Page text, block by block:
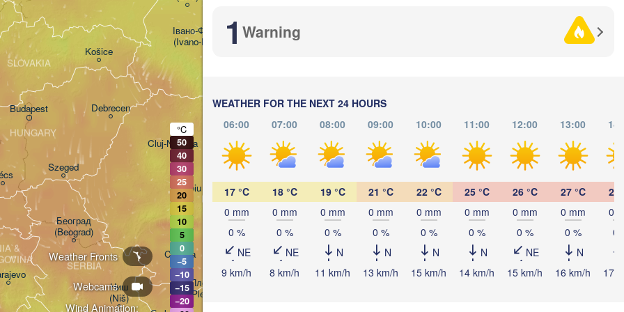
1 Warning
WEATHER FOR THE NEXT 24 HOURS
06:00
07:00 08:00 09:00 10:00 11:00 12:00 13:00
17 °C
0 mm
0 %
NE
9 km/h
18 °C
0 mm
0 %
NE
8 km/h
19 °C
0 mm
0 %
N
11 km/h
21 °C
0 mm
0 %
N
13 km/h
22 °C
0 mm
0 %
N
15 km/h
25 °C
0 mm
0 %
N
14 km/h
26 °C
0 mm
0 %
NE
15 km/h
27 °C
0 mm
0 %
N
16 km/h
27
0
0
17
Wind Animation:
Webcams
Weather Fronts
Budapest
Београд
(Beograd)
Debrecen
Ниш
(Niš)
Košice
Szeged
HUNGARY
SERBIA
&
SLOVAKIA
București
Одеса
(Odesa)
Севастополь
(Sevastopol)
Chișinău
Craiova Constanța
Івано-Франківськ
(Ivano-Frankivsk)
Brașov
Galați
Плевен
(Pleven)
Sibiu
Миколаїв
Cluj-Napoca
ROMANIA
MOLDOVA
Керчь
(Kerch)
Мелітополь
(Melitopol)
L
°C
50
40
30
25
20
15
10
5
0
−5
−10
−15
−20